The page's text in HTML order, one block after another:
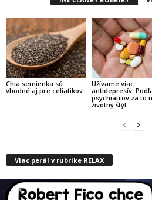
Chia semienka sú
vhodné aj pre celiatikov
Užívame viac
antidepresív.
psychiatrov za to
životný štýl
Viac perál v rubrike RELAX